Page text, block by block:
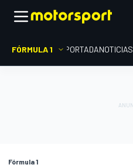
FÓRMULA 1 PORTADANOTICIAS
Fórmula 1